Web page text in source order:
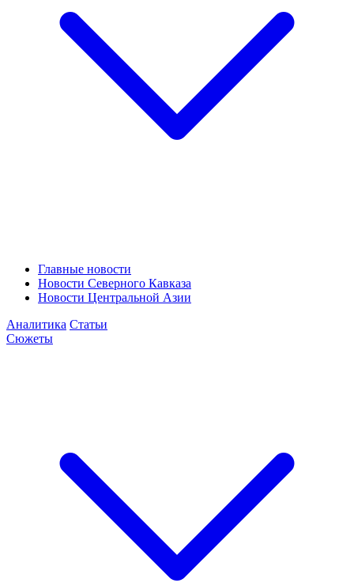
Главные новости
Новости Северного Кавказа
Новости Центральной Азии
Аналитика Статьи
Сюжеты